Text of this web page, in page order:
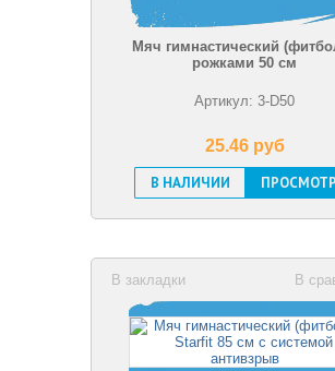
Мяч гимнастический
рожками 50 см
Артикул: 3-D50
25.46 pуб
В НАЛИЧИИ
ПРОСМОТР
В
В закладки